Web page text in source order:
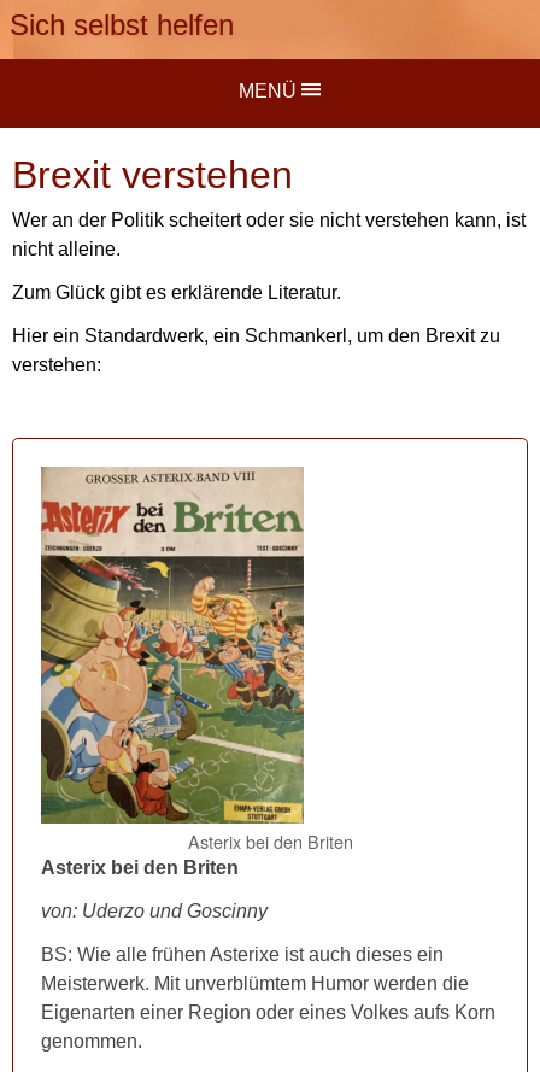
Sich selbst helfen
MENÜ
Brexit verstehen
Wer an der Politik scheitert oder sie nicht verstehen kann, ist
nicht alleine.
Zum Glück gibt es erklärende Literatur.
Hier ein Standardwerk, ein Schmankerl, um den Brexit zu
verstehen:
Asterix bei den Briten
Asterix bei den Briten
von: Uderzo und Goscinny
BS: Wie alle frühen Asterixe ist auch dieses ein
Meisterwerk. Mit unverblümtem Humor werden die
Eigenarten einer Region oder eines Volkes aufs Korn
genommen.